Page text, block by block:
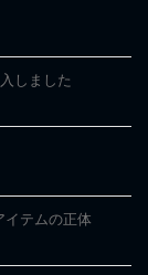
しました
イテムの正体